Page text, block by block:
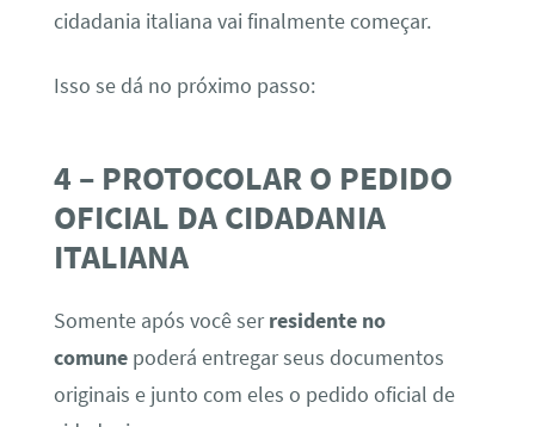
cidadania italiana vai finalmente começar.
Isso se dá no próximo passo:
4 – PROTOCOLAR O PEDIDO
OFICIAL DA CIDADANIA
ITALIANA
Somente após você serresidente no
comunepoderá entregar seus documentos
originais e junto com eles o pedido oficial de